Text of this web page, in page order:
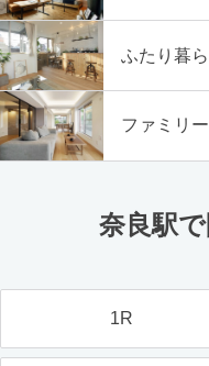
ふたり暮
ファミリ
奈良駅
1R